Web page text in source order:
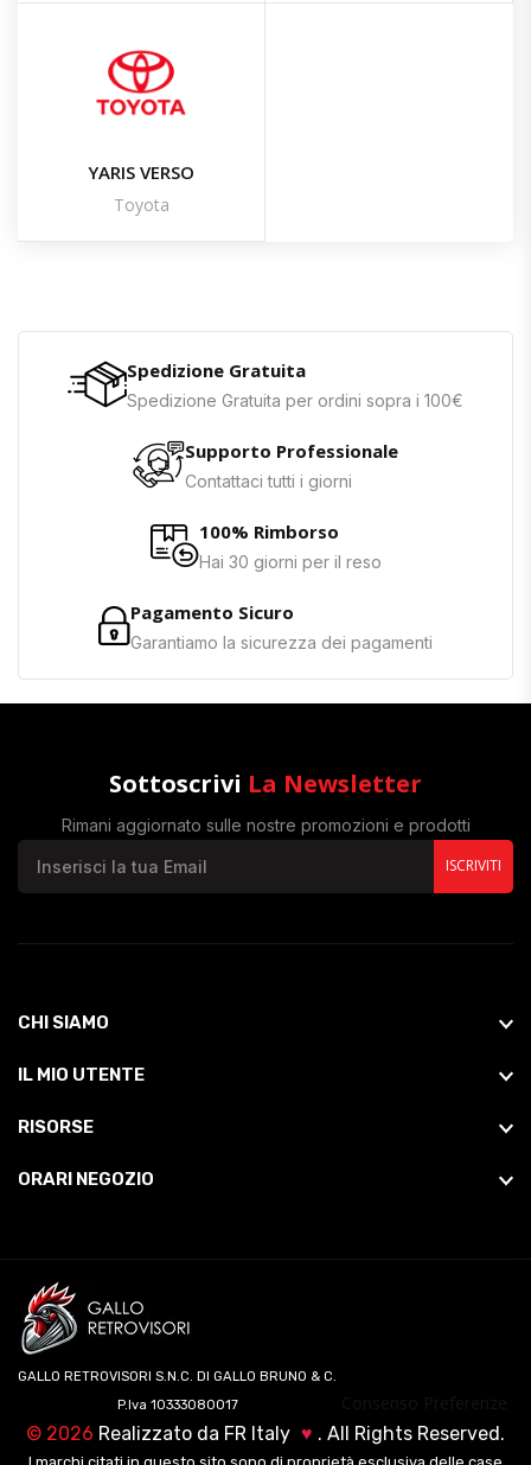
YARIS VERSO
Toyota
Spedizione Gratuita
Spedizione Gratuita per ordini sopra i 100€
Supporto Professionale
Contattaci tutti i giorni
100% Rimborso
Hai 30 giorni per il reso
Pagamento Sicuro
Garantiamo la sicurezza dei pagamenti
Sottoscrivi La Newsletter
Rimani aggiornato sulle nostre promozioni e prodotti
ISCRIVITI
CHI SIAMO
IL MIO UTENTE
RISORSE
ORARI NEGOZIO
GALLO RETROVISORI S.N.C. DI GALLO BRUNO & C.
P.Iva 10333080017
© 2026 Realizzato da FR Italy ♥ . All Rights Reserved.